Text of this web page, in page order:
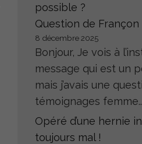
possible ?
Question de Françon
8 décembre 2025
Bonjour, Je vois à
message qui est un
mais j’avais une
témoignages
Opéré d’une hernie
toujours mal !